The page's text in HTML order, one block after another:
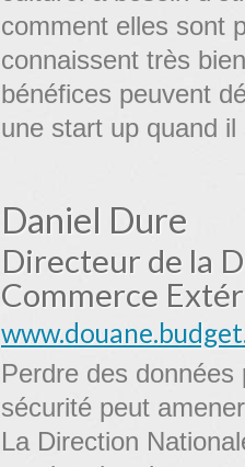
comment elles sont
connaissent très
bénéfices peuvent
une start up quand
Daniel Dure
Directeur de la
Commerce
Perdre des
sécurité peut
La Direction